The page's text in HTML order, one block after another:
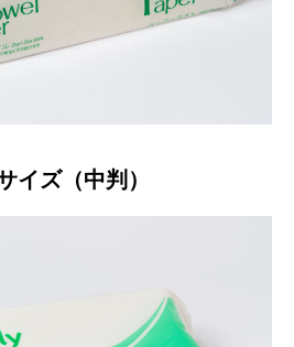
イズ（中判）